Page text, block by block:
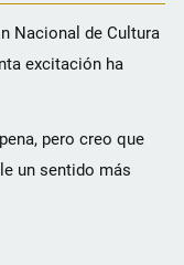
Nacional de Cultura
excitación ha
pero creo que
un sentido más